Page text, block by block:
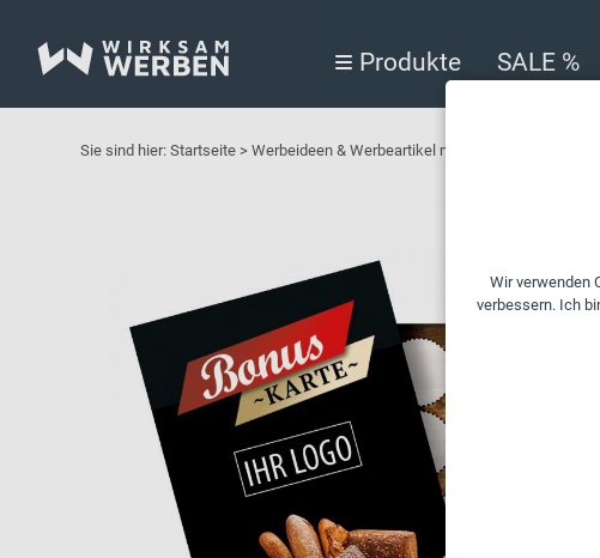
Produkte SALE %
Sie sind hier:Startseite >Werbeideen & Werbeartikel nach Branchen sortiert